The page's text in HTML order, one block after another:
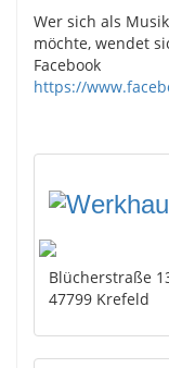
Wer sich als
möchte, wendet
Facebook
https://
Blücherstraße
47799 Krefeld